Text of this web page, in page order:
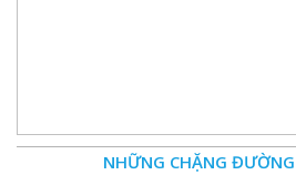
NHỮNG CHẶNG